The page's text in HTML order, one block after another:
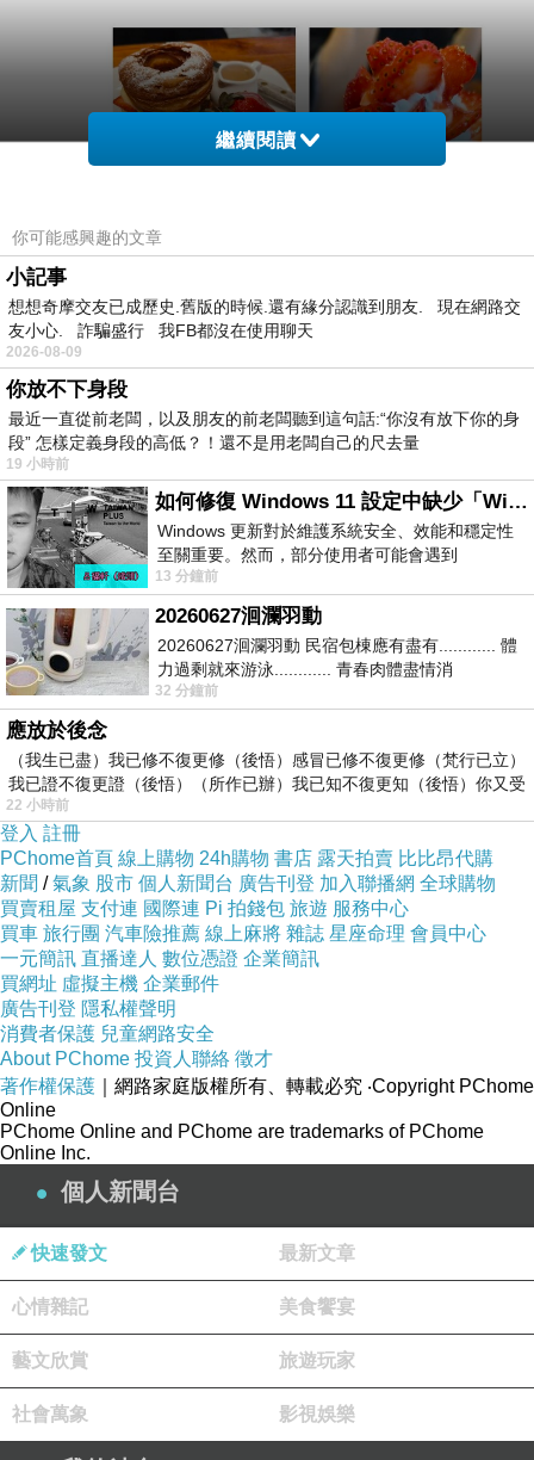
無尾熊的餐。
繼續閱讀
你可能感興趣的文章
小記事
想想奇摩交友已成歷史.舊版的時候.還有緣分認識到朋友. 現在網路交
友小心. 詐騙盛行 我FB都沒在使用聊天
2026-08-09
你放不下身段
最近一直從前老闆，以及朋友的前老闆聽到這句話:“你沒有放下你的身
段” 怎樣定義身段的高低？！還不是用老闆自己的尺去量
19 小時前
如何修復 Windows 11 設定中缺少「Windows 更新」？
Windows 更新對於維護系統安全、效能和穩定性
至關重要。然而，部分使用者可能會遇到
Windows 11 設定應用程式中缺少「Windows 更
13 分鐘前
20260627洄瀾羽動
20260627洄瀾羽動 民宿包棟應有盡有............ 體
力過剩就來游泳............ 青春肉體盡情消
磨............ 晚餐不必
32 分鐘前
應放於後念
（我生已盡）我已修不復更修（後悟）感冒已修不復更修（梵行已立）
我已證不復更證（後悟）（所作已辦）我已知不復更知（後悟）你又受
22 小時前
登入 註冊
PChome首頁 線上購物 24h購物 書店 露天拍賣 比比昂代購
新聞 /氣象 股市 個人新聞台 廣告刊登 加入聯播網 全球購物
買賣租屋 支付連 國際連 Pi 拍錢包 旅遊 服務中心
買車 旅行團 汽車險推薦 線上麻將 雜誌 星座命理 會員中心
一元簡訊 直播達人 數位憑證 企業簡訊
買網址 虛擬主機 企業郵件
廣告刊登 隱私權聲明
消費者保護 兒童網路安全
About PChome 投資人聯絡 徵才
著作權保護 ｜網路家庭版權所有、轉載必究 ‧Copyright PChome
Online
PChome Online and PChome are trademarks of PChome
Online Inc.
個人新聞台
快速發文 最新文章
心情雜記 美食饗宴
藝文欣賞 旅遊玩家
社會萬象 影視娛樂